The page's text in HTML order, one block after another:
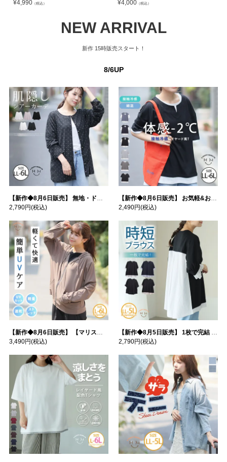
¥4,990 （税込） ¥4,000 （税込）
NEW ARRIVAL
新作 15時販売スタート！
8/6UP
【新作◆8月6日販売】 無地・ドット柄から選べる 忍ばせ 活躍 シアー カーデ | 大きいサイズの通販ならハッピーマリリン
2,790円(税込)
【新作◆8月6日販売】 お気軽&お手軽 選べるデザイン 接触冷感 レイヤード風 コットン トップス | 大きいサイズの通販ならハッピーマリリン
2,490円(税込)
【新作◆8月6日販売】 【マリスポーツ】 運動初心者さんのための フード付き パーカー | 大きいサイズの通販ならハッピーマリリン
3,490円(税込)
【新作◆8月5日販売】 1枚で完結 袖口＆バック フハク使い トップス | 大きいサイズの通販ならハッピーマリリン
2,790円(税込)